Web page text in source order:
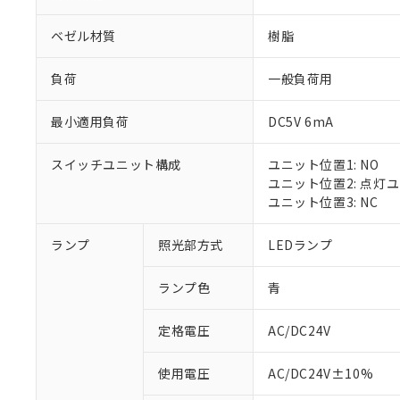
ベゼル材質 樹脂
負荷 一般負荷用
最小適用負荷 DC5V 6mA
スイッチユニット構成
ユニット位置1: NO
ユニット位置2: 点灯
ユニット位置3: NC
ランプ 照光部方式 LEDランプ
ランプ色 青
定格電圧 AC/DC24V
使用電圧 AC/DC24V±10%
※1 対応状況